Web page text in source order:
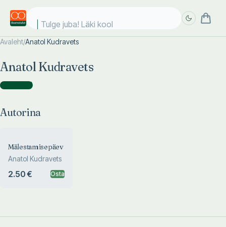
Tulge juba! Läki kooli
Avaleht/Anatol Kudravets
Anatol Kudravets
Autorina )
Autorina
Mälestamisepäev
Anatol Kudravets
2.50 € Osta